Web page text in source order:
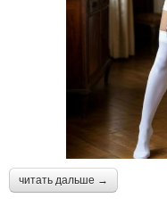
читать дальше →